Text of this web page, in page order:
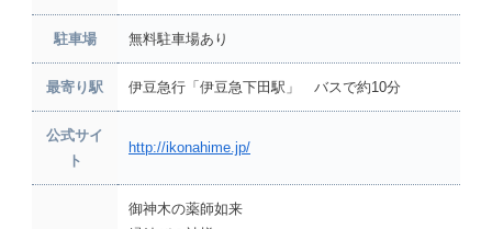
駐車場 無料駐車場あり
最寄り駅 伊豆急行「伊豆急下田駅」 バスで約10分
公式サイ
ト
http://ikonahime.jp/
御神木の薬師如来